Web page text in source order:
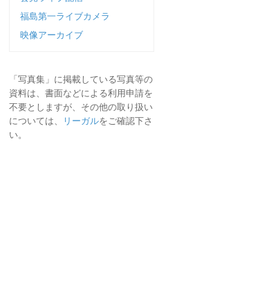
福島第一ライブカメラ
映像アーカイブ
「写真集」に掲載している写真等の
資料は、書面などによる利用申請を
不要としますが、その他の取り扱い
については、
リーガルをご確認下さ
い。